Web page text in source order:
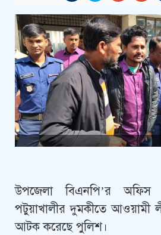
উপজেলা বিএনপি’র অফিস
পটুয়াখালীর দুমকীতে আওয়ামী
আটক করেছে পুলিশ।